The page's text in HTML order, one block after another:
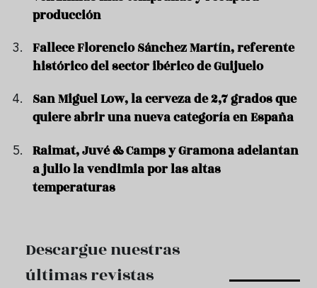
producción
Fallece Florencio Sánchez Martín, referente
histórico del sector ibérico de Guijuelo
San Miguel Low, la cerveza de 2,7 grados que
quiere abrir una nueva categoría en España
Raimat, Juvé & Camps y Gramona adelantan
a julio la vendimia por las altas
temperaturas
Descargue nuestras
últimas revistas